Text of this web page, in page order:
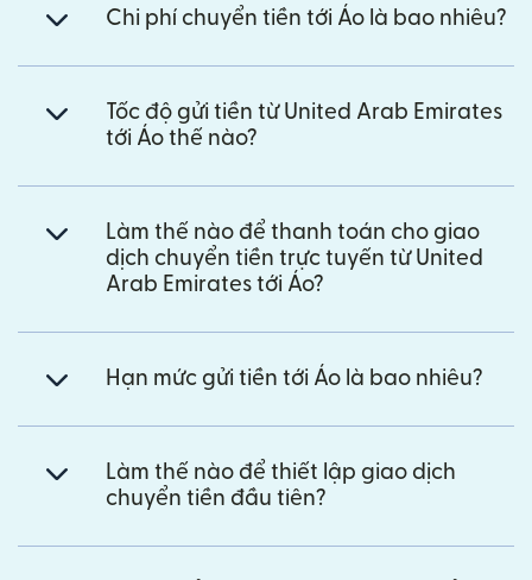
Chi phí chuyển tiền tới Áo là bao nhiêu?
Tốc độ gửi tiền từ United Arab Emirates
tới Áo thế nào?
Làm thế nào để thanh toán cho giao
dịch chuyển tiền trực tuyến từ United
Arab Emirates tới Áo?
Hạn mức gửi tiền tới Áo là bao nhiêu?
Làm thế nào để thiết lập giao dịch
chuyển tiền đầu tiên?